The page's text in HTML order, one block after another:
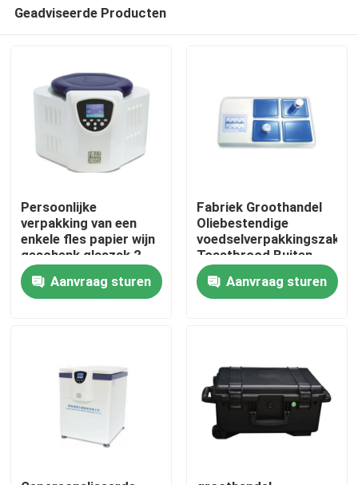
Videos
Geadviseerde Producten
Persoonlijke
verpakking van een
enkele fles papier wijn
geschenk glaszak 2
fles zwart wijn tassen
Aanvraag sturen
Fabriek Groothandel
Oliebestendige
voedselverpakkingszak
Toastbrood Buiten
Verkoper Onderste
Kraftpapierzak
Aanvraag sturen